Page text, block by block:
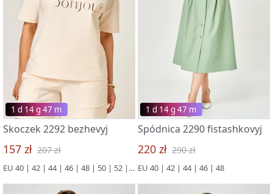
1 d 14 g 47 m
Skoczek 2292 bezhevyj
157 zł 207 zł
EU 40 | 42 | 44 | 46 | 48 | 50 | 52 | 54 | 56
1 d 14 g 47 m
Spódnica 2290 fistashkovyj
220 zł 290 zł
EU 40 | 42 | 44 | 46 | 48